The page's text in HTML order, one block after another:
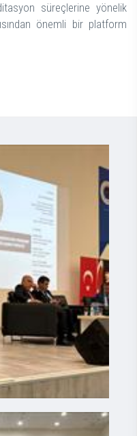
süreçlerine yönelik
önemli bir platform